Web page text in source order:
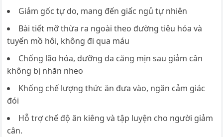
Giảm gốc tự do, mang đến giấc ngủ tự nhiên
Bài tiết mỡ thừa ra ngoài theo đường tiêu hóa và
tuyến mồ hôi, không đi qua máu
Chống lão hóa, dưỡng da căng mịn sau giảm cân
không bị nhăn nheo
Khống chế lượng thức ăn đưa vào, ngăn cảm giác
đói
Hỗ trợ chế độ ăn kiêng và tập luyện cho người giảm
cân.